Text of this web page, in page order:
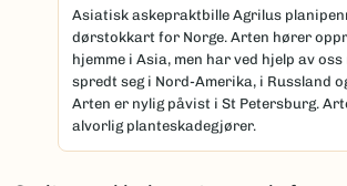
Asiatisk askepraktbille Agrilus
dørstokkart for Norge. Arten hører
hjemme i Asia, men har ved hjelp av oss
spredt seg i Nord-Amerika, i Russland
Arten er nylig påvist i St Petersburg.
alvorlig planteskadegjører.